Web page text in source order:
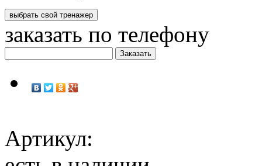
заказать по телефону
Артикул: